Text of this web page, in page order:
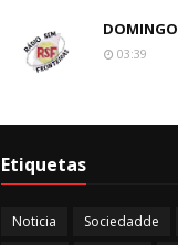
DOMINGO
03:39
Etiquetas
Noticia Sociedadde